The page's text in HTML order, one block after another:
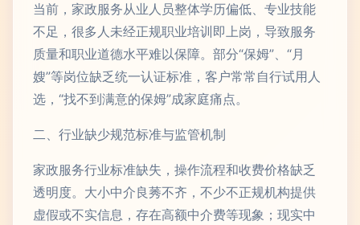
当前，家政服务从业人员整体学历偏低、专业技能
不足，很多人未经正规职业培训即上岗，导致服务
质量和职业道德水平难以保障。部分“保姆”、“月
嫂”等岗位缺乏统一认证标准，客户常常自行试用人
选，“找不到满意的保姆”成家庭痛点。
二、行业缺少规范标准与监管机制
家政服务行业标准缺失，操作流程和收费价格缺乏
透明度。大小中介良莠不齐，不少不正规机构提供
虚假或不实信息，存在高额中介费等现象；现实中